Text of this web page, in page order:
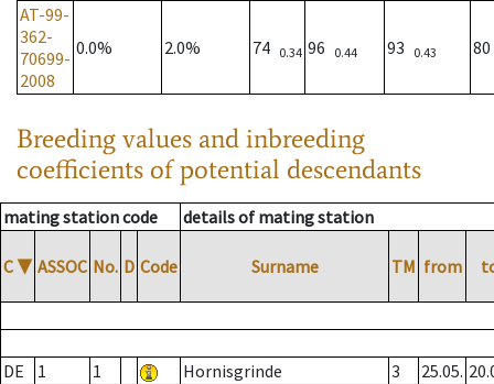
AT-99-
362-
70699-
2008
0.0% 2.0% 74 0.34 96 0.44 93 0.43
Breeding values and inbreeding
coefficients of potential descendants
mating station code details of mating station
C ▼ ASSOC No. D Code Surname TM from
DE 1 1 Hornisgrinde 3 25.05.